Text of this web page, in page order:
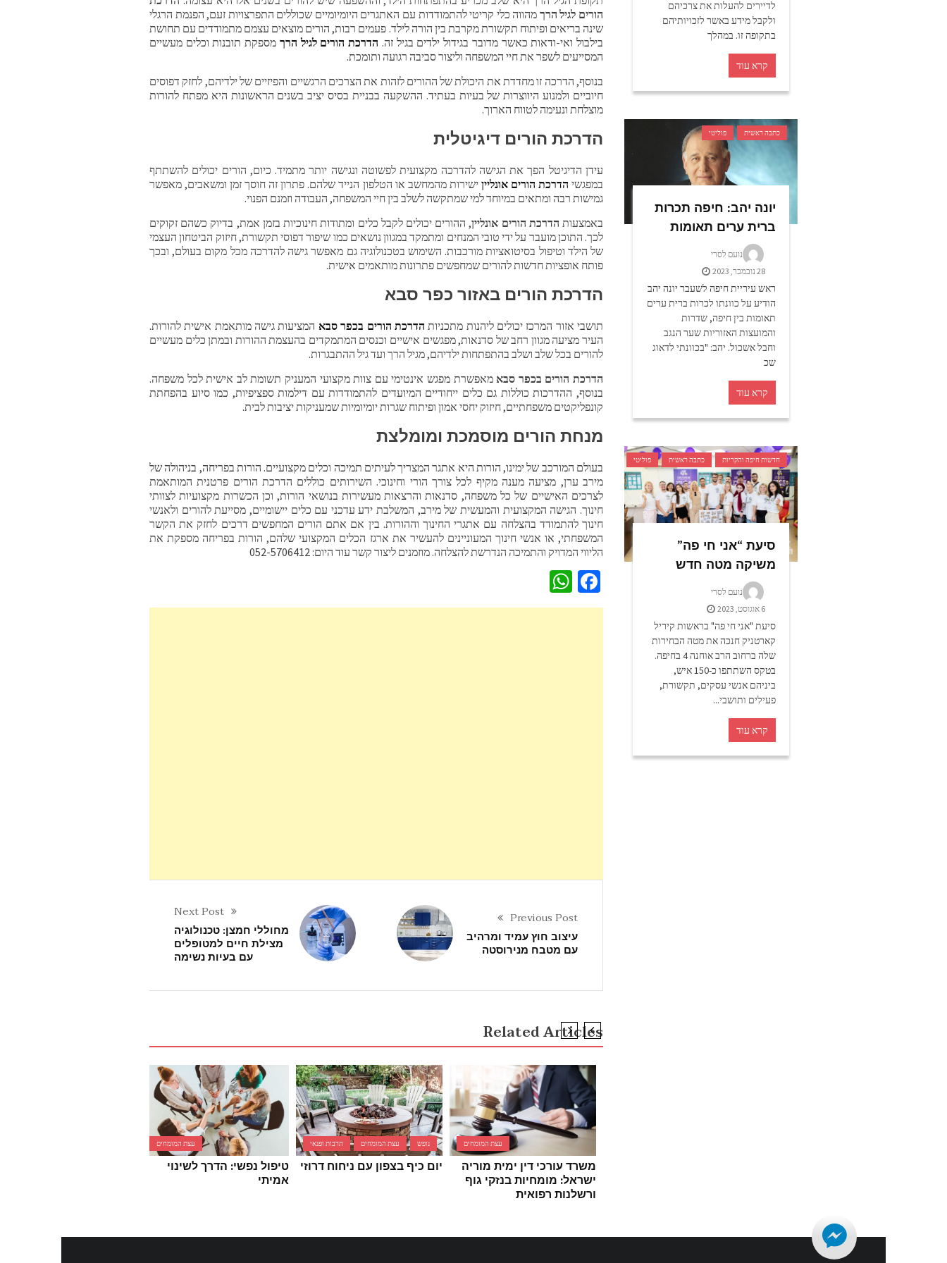
הורים לגיל הרך מהווה כלי קריטי להתמודדות עם האתגרים היומיומיים שכוללים התפרצויות זעם, הפנמת הרגלי
שינה בריאים ופיתוח תקשורת מקרבת בין הורה לילד. פעמים רבות, הורים מוצאים עצמם מתמודדים עם תחושת
בילבול ואי-ודאות כאשר מדובר בגידול ילדים בגיל זה. הדרכת הורים לגיל הרך מספקת תובנות וכלים מעשיים
המסייעים לשפר את חיי המשפחה וליצור סביבה רגועה ותומכת.
בנוסף, הדרכה זו מחדדת את היכולת של ההורים לזהות את הצרכים הרגשיים והפיזיים של ילדיהם, לחזק דפוסים
חיוביים ולמנוע היווצרות של בעיות בעתיד. ההשקעה בבניית בסיס יציב בשנים הראשונות היא מפתח להורות
מוצלחת ונעימה לטווח הארוך.
הדרכת הורים דיגיטלית
עידן הדיגיטל הפך את הגישה להדרכה מקצועית לפשוטה ונגישה יותר מתמיד. כיום, הורים יכולים להשתתף
במפגשי הדרכת הורים אונליין ישירות מהמחשב או הטלפון הנייד שלהם. פתרון זה חוסך זמן ומשאבים, מאפשר
גמישות רבה ומתאים במיוחד למי שמתקשה לשלב בין חיי המשפחה, העבודה וזמנם הפנוי.
באמצעות הדרכת הורים אונליין, ההורים יכולים לקבל כלים ומתודות חינוכיות בזמן אמת, בדיוק כשהם זקוקים
לכך. התוכן מועבר על ידי טובי המנחים ומתמקד במגוון נושאים כמו שיפור דפוסי תקשורת, חיזוק הביטחון העצמי
של הילד וטיפול בסיטואציות מורכבות. השימוש בטכנולוגיה גם מאפשר גישה להדרכה מכל מקום בעולם, ובכך
פותח אופציות חדשות להורים שמחפשים פתרונות מותאמים אישית.
הדרכת הורים באזור כפר סבא
תושבי אזור המרכז יכולים ליהנות מתכניות הדרכת הורים בכפר סבא המציעות גישה מותאמת אישית להורות.
העיר מציעה מגוון רחב של סדנאות, מפגשים אישיים וכנסים המתמקדים בהעצמת ההורות ובמתן כלים מעשיים
להורים בכל שלב ושלב בהתפתחות ילדיהם, מגיל הרך ועד גיל ההתבגרות.
הדרכת הורים בכפר סבא מאפשרת מפגש אינטימי עם צוות מקצועי המעניק תשומת לב אישית לכל משפחה.
בנוסף, ההדרכות כוללות גם כלים ייחודיים המיועדים להתמודדות עם דילמות ספציפיות, כמו סיוע בהפחתת
קונפליקטים משפחתיים, חיזוק יחסי אמון ופיתוח שגרות יומיומיות שמעניקות יציבות לבית.
מנחת הורים מוסמכת ומומלצת
בעולם המורכב של ימינו, הורות היא אתגר המצריך לעיתים תמיכה וכלים מקצועיים. הורות בפריחה, בניהולה של
מירב ערן, מציעה מענה מקיף לכל צורך הורי וחינוכי. השירותים כוללים הדרכת הורים פרטנית המותאמת
לצרכים האישיים של כל משפחה, סדנאות והרצאות מעשירות בנושאי הורות, וכן הכשרות מקצועיות לצוותי
חינוך. הגישה המקצועית והמעשית של מירב, המשלבת ידע עדכני עם כלים יישומיים, מסייעת להורים ולאנשי
חינוך להתמודד בהצלחה עם אתגרי החינוך וההורות. בין אם אתם הורים המחפשים דרכים לחזק את הקשר
המשפחתי, או אנשי חינוך המעוניינים להעשיר את ארגז הכלים המקצועי שלהם, הורות בפריחה מספקת את
הליווי המדויק והתמיכה הנדרשת להצלחה. מוזמנים ליצור קשר עוד היום: 052-5706412
Facebook
Previous Post
עיצוב חוץ עמיד ומרהיב
עם מטבח מנירוסטה
Next Post
מחוללי חמצן: טכנולוגיה
מצילת חיים למטופלים
עם בעיות נשימה
Related Articles
עצת המומחים
טיפול נפשי: הדרך לשינוי
אמיתי
נופש עצת המומחים תרבות ופנאי
יום כיף בצפון עם ניחוח דרוזי
עצת המומחים
משרד עורכי דין ימית מוריה
ישראל: מומחיות בנזקי גוף
ורשלנות רפואית
לדיירים להעלות את צרכיהם
ולקבל מידע באשר לזכויותיהם
בתקופה זו. במהלך
קרא עוד
כתבה ראשית פוליטי
יונה יהב: חיפה תכרות
ברית ערים תאומות
נועם לסרי
28 נובמבר, 2023
ראש עיריית חיפה לשעבר יונה יהב
הודיע על כוונתו לכרות ברית ערים
תאומות בין חיפה, שדרות
והמועצות האזוריות שער הנגב
וחבל אשכול. יהב: "בכוונתי לדאוג
שכ
קרא עוד
חדשות חיפה והקריות כתבה ראשית פוליטי
סיעת “אני חי פה”
משיקה מטה חדש
נועם לסרי
6 אוגוסט, 2023
סיעת "אני חי פה" בראשות קיריל
קארטניק חנכה את מטה הבחירות
שלה ברחוב הרב אוחנה 4 בחיפה.
בטקס השתתפו כ-150 איש,
ביניהם אנשי עסקים, תקשורת,
פעילים ותושבי...
קרא עוד